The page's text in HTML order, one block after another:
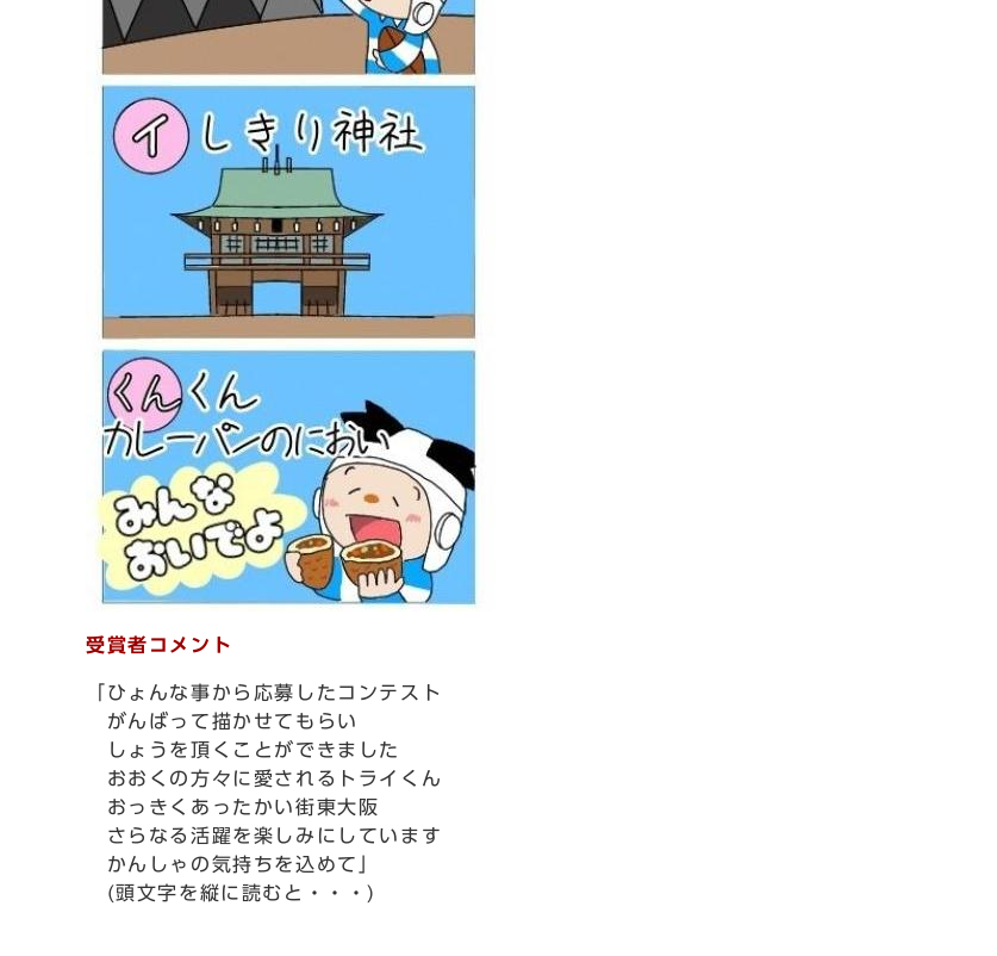
受賞者コメント
「ひょんな事から応募したコンテスト
がんばって描かせてもらい
しょうを頂くことができました
おおくの方々に愛されるトライくん
おっきくあったかい街東大阪
さらなる活躍を楽しみにしています
かんしゃの気持ちを込めて」
(頭文字を縦に読むと・・・)